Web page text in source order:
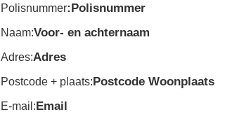
Polisnummer:Polisnummer
Naam:Voor- en achternaam
Adres:Adres
Postcode + plaats:Postcode Woonplaats
E-mail:Email